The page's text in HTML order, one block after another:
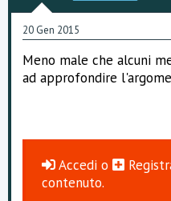
s
i
o
e
20 Gen 2015
Meno male che alcuni
ad approfondire
Accedi o
contenuto.